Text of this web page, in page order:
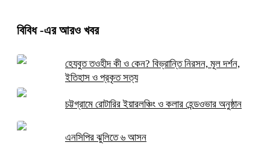
বিবিধ-এর আরও খবর
হেযবুত তওহীদ কী ও কেন? বিভ্রান্তি নিরসন, মূল দর্শন,
ইতিহাস ও প্রকৃত সত্য
চট্টগ্রামে রোটারির ইয়ারলঞ্চিং ও কলার হেন্ডওভার অনুষ্ঠান
এনসিপির ঝুলিতে ৬ আসন